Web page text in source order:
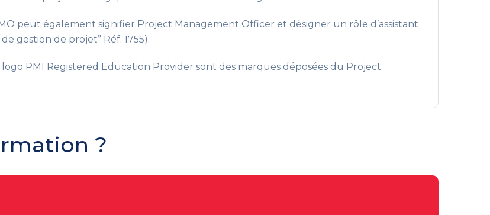
peut également signifier Project Management Officer et désigner un rôle d’assistant
gestion de projet” Réf. 1755).
logo PMI Registered Education Provider sont des marques déposées du Project
?